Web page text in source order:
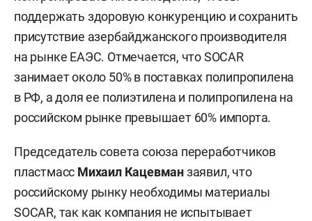
поддержать здоровую конкуренцию и сохранить
присутствие азербайджанского производителя
на рынке ЕАЭС. Отмечается, что SOCAR
занимает около 50% в поставках полипропилена
в РФ, а доля ее полиэтилена и полипропилена на
российском рынке превышает 60% импорта.
Председатель совета союза переработчиков
пластмасс Михаил Кацевманзаявил, что
российскому рынку необходимы материалы
SOCAR, так как компания не испытывает